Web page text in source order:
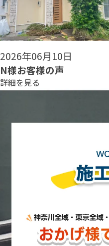
2026年06月08日
N様お客様の声
詳細を見る